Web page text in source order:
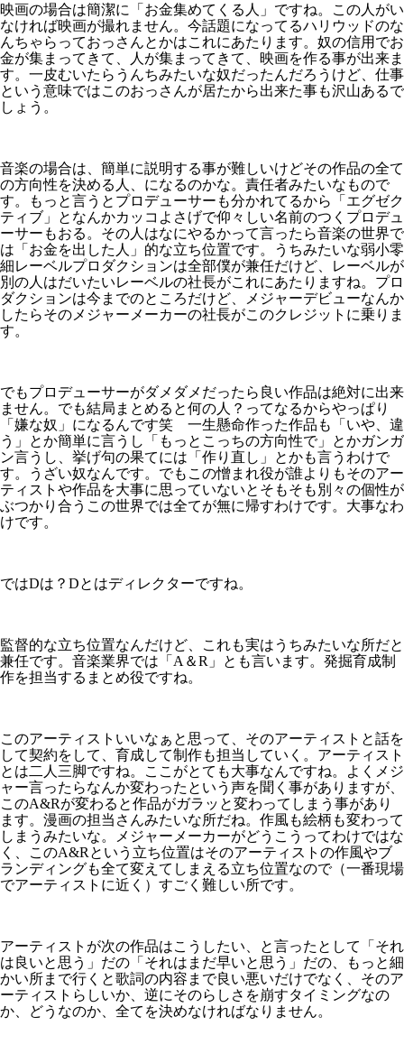
映画の場合は簡潔に「お金集めてくる人」ですね。この人がい
なければ映画が撮れません。今話題になってるハリウッドのな
んちゃらっておっさんとかはこれにあたります。奴の信用でお
金が集まってきて、人が集まってきて、映画を作る事が出来ま
す。一皮むいたらうんちみたいな奴だったんだろうけど、仕事
という意味ではこのおっさんが居たから出来た事も沢山あるで
しょう。
音楽の場合は、簡単に説明する事が難しいけどその作品の全て
の方向性を決める人、になるのかな。責任者みたいなもので
す。もっと言うとプロデューサーも分かれてるから「エグゼク
ティブ」となんかカッコよさげで仰々しい名前のつくプロデュ
ーサーもおる。その人はなにやるかって言ったら音楽の世界で
は「お金を出した人」的な立ち位置です。うちみたいな弱小零
細レーベルプロダクションは全部僕が兼任だけど、レーベルが
別の人はだいたいレーベルの社長がこれにあたりますね。プロ
ダクションは今までのところだけど、メジャーデビューなんか
したらそのメジャーメーカーの社長がこのクレジットに乗りま
す。
でもプロデューサーがダメダメだったら良い作品は絶対に出来
ません。でも結局まとめると何の人？ってなるからやっぱり
「嫌な奴」になるんです笑 一生懸命作った作品も「いや、違
う」とか簡単に言うし「もっとこっちの方向性で」とかガンガ
ン言うし、挙げ句の果てには「作り直し」とかも言うわけで
す。うざい奴なんです。でもこの憎まれ役が誰よりもそのアー
ティストや作品を大事に思っていないとそもそも別々の個性が
ぶつかり合うこの世界では全てが無に帰すわけです。大事なわ
けです。
ではDは？Dとはディレクターですね。
監督的な立ち位置なんだけど、これも実はうちみたいな所だと
兼任です。音楽業界では「A＆R」とも言います。発掘育成制
作を担当するまとめ役ですね。
このアーティストいいなぁと思って、そのアーティストと話を
して契約をして、育成して制作も担当していく。アーティスト
とは二人三脚ですね。ここがとても大事なんですね。よくメジ
ャー言ったらなんか変わったという声を聞く事がありますが、
このA&Rが変わると作品がガラッと変わってしまう事があり
ます。漫画の担当さんみたいな所だね。作風も絵柄も変わって
しまうみたいな。メジャーメーカーがどうこうってわけではな
く、このA&Rという立ち位置はそのアーティストの作風やブ
ランディングも全て変えてしまえる立ち位置なので（一番現場
でアーティストに近く）すごく難しい所です。
アーティストが次の作品はこうしたい、と言ったとして「それ
は良いと思う」だの「それはまだ早いと思う」だの、もっと細
かい所まで行くと歌詞の内容まで良い悪いだけでなく、そのア
ーティストらしいか、逆にそのらしさを崩すタイミングなの
か、どうなのか、全てを決めなければなりません。